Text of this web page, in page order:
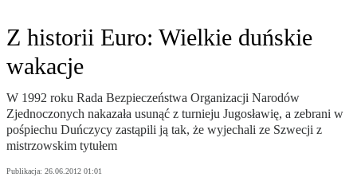
Z historii Euro: Wielkie duńskie
wakacje
W 1992 roku Rada Bezpieczeństwa Organizacji Narodów
Zjednoczonych nakazała usunąć z turnieju Jugosławię, a zebrani w
pośpiechu Duńczycy zastąpili ją tak, że wyjechali ze Szwecji z
mistrzowskim tytułem
Publikacja: 26.06.2012 01:01